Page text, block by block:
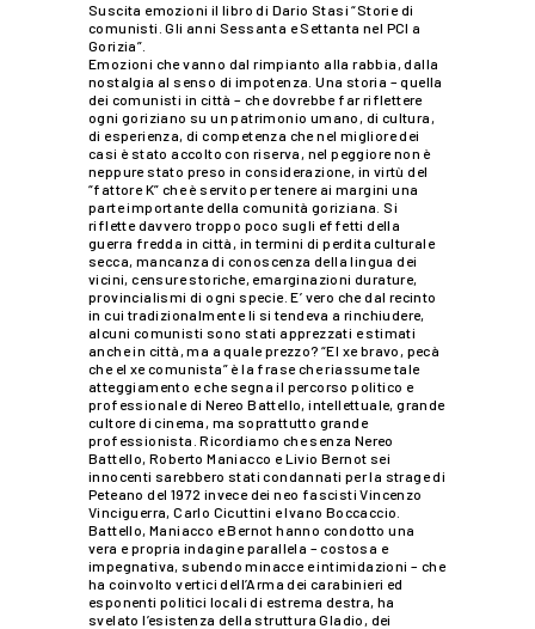
Suscita emozioni il libro di Dario Stasi “Storie di
comunisti. Gli anni Sessanta e Settanta nel PCI a
Gorizia”.
Emozioni che vanno dal rimpianto alla rabbia, dalla
nostalgia al senso di impotenza. Una storia – quella
dei comunisti in città – che dovrebbe far riflettere
ogni goriziano su un patrimonio umano, di cultura,
di esperienza, di competenza che nel migliore dei
casi è stato accolto con riserva, nel peggiore non è
neppure stato preso in considerazione, in virtù del
“fattore K” che è servito per tenere ai margini una
parte importante della comunità goriziana. Si
riflette davvero troppo poco sugli effetti della
guerra fredda in città, in termini di perdita culturale
secca, mancanza di conoscenza della lingua dei
vicini, censure storiche, emarginazioni durature,
provincialismi di ogni specie. E’ vero che dal recinto
in cui tradizionalmente li si tendeva a rinchiudere,
alcuni comunisti sono stati apprezzati e stimati
anche in città, ma a quale prezzo? “El xe bravo, pecà
che el xe comunista” è la frase che riassume tale
atteggiamento e che segna il percorso politico e
professionale di Nereo Battello, intellettuale, grande
cultore di cinema, ma soprattutto grande
professionista. Ricordiamo che senza Nereo
Battello, Roberto Maniacco e Livio Bernot sei
innocenti sarebbero stati condannati per la strage di
Peteano del 1972 invece dei neo fascisti Vincenzo
Vinciguerra, Carlo Cicuttini e Ivano Boccaccio.
Battello, Maniacco e Bernot hanno condotto una
vera e propria indagine parallela – costosa e
impegnativa, subendo minacce e intimidazioni – che
ha coinvolto vertici dell’Arma dei carabinieri ed
esponenti politici locali di estrema destra, ha
svelato l’esistenza della struttura Gladio, dei